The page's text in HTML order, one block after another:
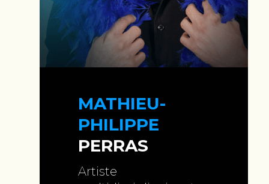
MATHIEU-
PHILIPPE
PERRAS
Artiste